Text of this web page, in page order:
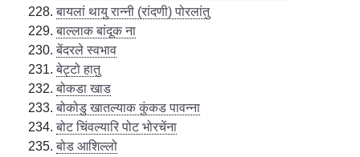
बायलां थायु रान्नी (रांदणी) पोरलांतु
बाल्लाक बांदूक ना
बेंदरले स्वभाव
बेट्टो हातु
बोकडा खाड
बोकोडु खातल्याक कुंकड पावन्ना
बोट चिंवल्यारि पोट भोरचेंना
बोड आशिल्लो